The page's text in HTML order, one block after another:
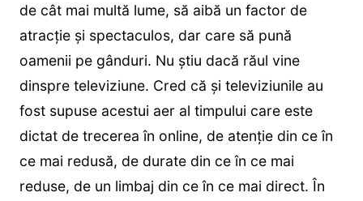
de cât mai multă lume, să aibă un factor de
atracție și spectaculos, dar care să pună
oamenii pe gânduri. Nu știu dacă răul vine
dinspre televiziune. Cred că și televiziunile au
fost supuse acestui aer al timpului care este
dictat de trecerea în online, de atenție din ce în
ce mai redusă, de durate din ce în ce mai
reduse, de un limbaj din ce în ce mai direct. În